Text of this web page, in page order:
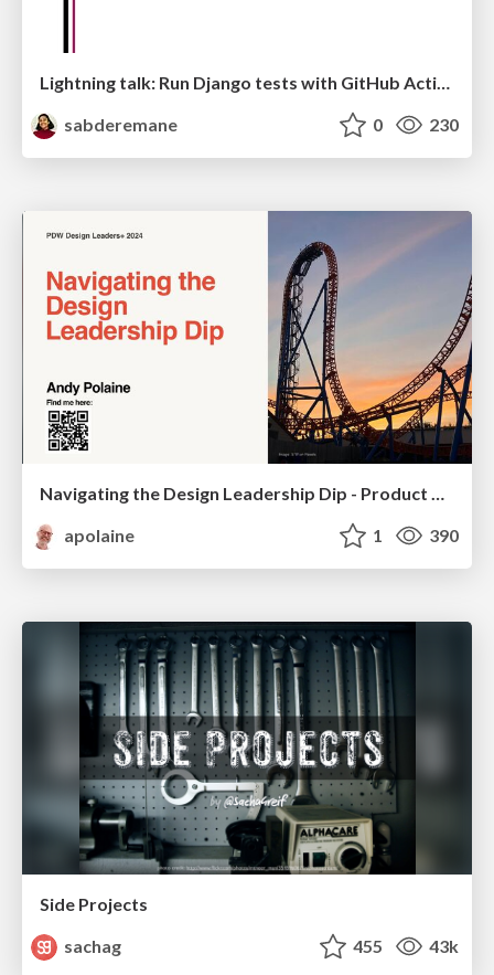
sabderemane
0 230
Navigating the Design Leadership Dip - Product Design Week Design Leaders+ Conference 2024
apolaine
1 390
Side Projects
sachag
455 43k